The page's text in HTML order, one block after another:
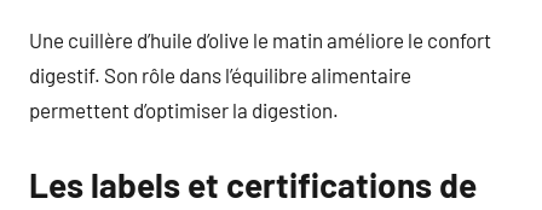
Une cuillère d’huile d’olive le matin améliore le confort
digestif. Son rôle dans l’équilibre alimentaire
permettent d’optimiser la digestion.
Les labels et certifications de